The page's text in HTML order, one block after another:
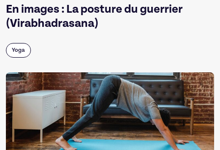
En images : La posture du guerrier
(Virabhadrasana)
Yoga